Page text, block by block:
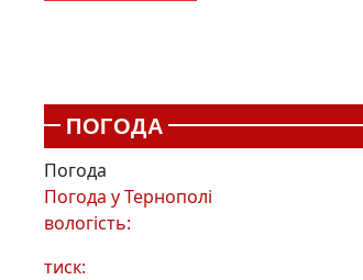
ПОГОДА
Погода
Погода уТернополі
вологість:
тиск: